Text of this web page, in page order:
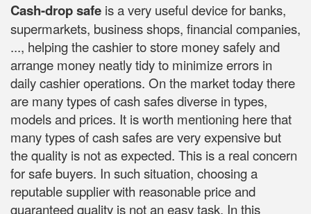
Cash-drop safe is a very useful device for banks,
supermarkets, business shops, financial companies,
..., helping the cashier to store money safely and
arrange money neatly tidy to minimize errors in
daily cashier operations. On the market today there
are many types of cash safes diverse in types,
models and prices. It is worth mentioning here that
many types of cash safes are very expensive but
the quality is not as expected. This is a real concern
for safe buyers. In such situation, choosing a
reputable supplier with reasonable price and
guaranteed quality is not an easy task. In this